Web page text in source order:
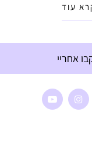
עוד
אחריי